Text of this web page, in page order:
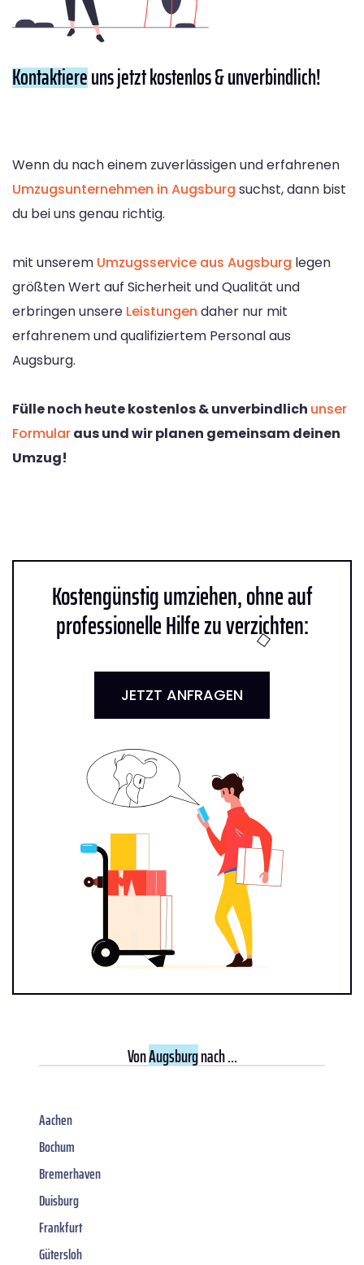
Kontaktiereuns jetzt kostenlos & unverbindlich!
Wenn du nach einem zuverlässigen und erfahrenen
Umzugsunternehmen in Augsburg suchst, dann bist
du bei uns genau richtig.
mit unserem Umzugsservice aus Augsburg legen
größten Wert auf Sicherheit und Qualität und
erbringen unsere Leistungen daher nur mit
erfahrenem und qualifiziertem Personal aus
Augsburg.
Fülle noch heute kostenlos & unverbindlich unser
Formularaus und wir planen gemeinsam deinen
Umzug!
Kostengünstig umziehen, ohne auf
professionelle Hilfe zu verzichten:
JETZT ANFRAGEN
VonAugsburgnach ...
Aachen
Bochum
Bremerhaven
Duisburg
Frankfurt
Gütersloh